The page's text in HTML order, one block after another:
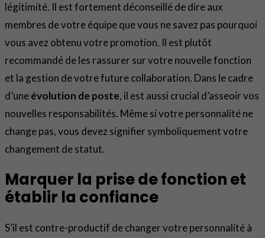
légitimité. Il est fortement déconseillé de dire aux
membres de votre équipe que vous ne savez pas pourquoi
vous avez obtenu votre promotion. Il est plutôt
recommandé de les rassurer sur votre nouvelle fonction
et la gestion de votre future collaboration. Dans le cadre
d’uneévolution de poste, il est aussi crucial d’asseoir vos
nouvelles responsabilités. Même si votre personnalité ne
change pas, vous devez signifier symboliquement votre
changement de statut.
Marquer la prise de fonction et
établir la confiance
S’il est contre-productif de changer votre personnalité à